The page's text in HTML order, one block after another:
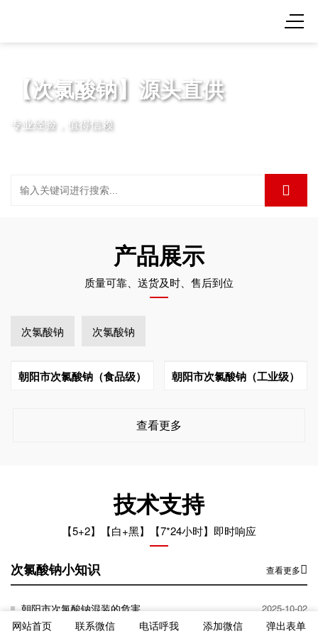
【次氯酸钠】源头直供
专业经验，值得信赖
产品展示
质量可靠、送货及时、售后到位
次氯酸钠 次氯酸钠
朝阳市次氯酸钠（食品级） 朝阳市次氯酸钠（工业级）
查看更多
技术支持
【5+2】【白+黑】【7*24小时】即时响应
次氯酸钠小知识 查看更多
朝阳市次氯酸钠混装的危害 2025-10-02
网站首页 联系微信 电话呼我 添加微信 弹出表单